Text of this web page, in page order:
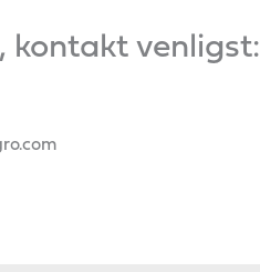
kontakt venligst: